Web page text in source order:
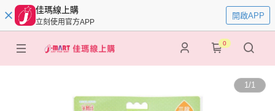
佳瑪線上購
立刻使用官方APP
開啟APP
0
1/1